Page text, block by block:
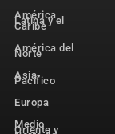
América
Latina y el
Caribe
América del
Norte
Asia-
Pacífico
Europa
Medio
Oriente y